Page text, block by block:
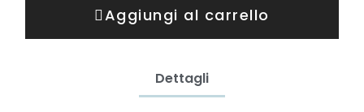
Aggiungi al carrello
Dettagli